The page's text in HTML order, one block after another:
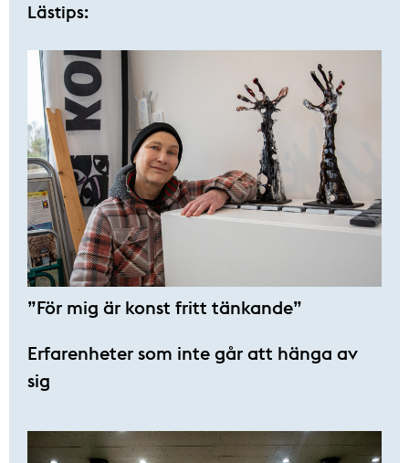
Lästips:
”För mig är konst fritt tänkande”
Erfarenheter som inte går att hänga av
sig